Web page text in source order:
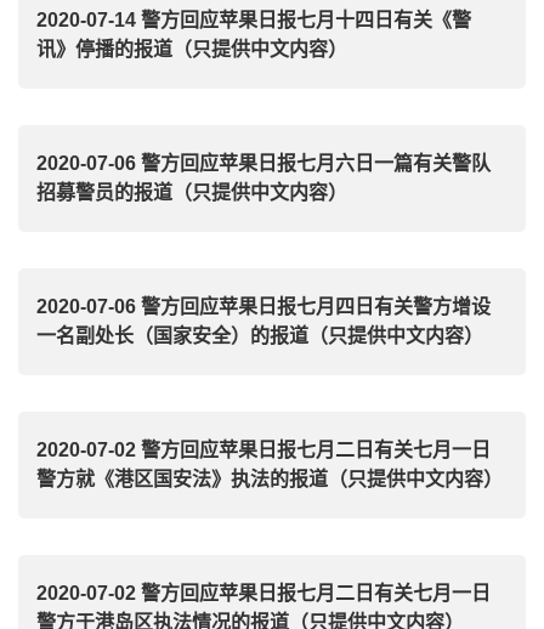
2020-07-14 警方回应苹果日报七月十四日有关《警
讯》停播的报道（只提供中文内容）
2020-07-06 警方回应苹果日报七月六日一篇有关警队
招募警员的报道（只提供中文内容）
2020-07-06 警方回应苹果日报七月四日有关警方增设
一名副处长（国家安全）的报道（只提供中文内容）
2020-07-02 警方回应苹果日报七月二日有关七月一日
警方就《港区国安法》执法的报道（只提供中文内容）
2020-07-02 警方回应苹果日报七月二日有关七月一日
警方于港岛区执法情况的报道（只提供中文内容）